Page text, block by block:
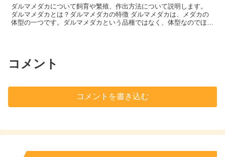
ダルマメダカについて飼育や繁殖、作出方法について説明します。
ダルマメダカとは？ダルマメダカの特徴 ダルマメダカは、メダカの
体型の一つです。ダルマメダカという品種ではなく、体型なのでほか
コメント
コメントを書き込む